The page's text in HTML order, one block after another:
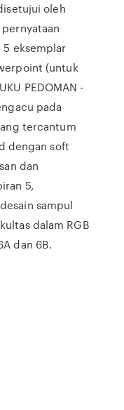
oleh
5 eksemplar
(untuk
PEDOMAN -
pada
tercantum
dengan soft
dan
5,
sampul
dalam RGB
dan 6B.